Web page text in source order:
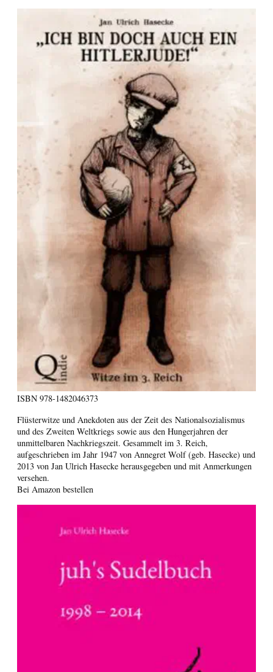
ISBN 978-1482046373
Flüsterwitze und Anekdoten aus der Zeit des Nationalsozialismus
und des Zweiten Weltkriegs sowie aus den Hungerjahren der
unmittelbaren Nachkriegszeit. Gesammelt im 3. Reich,
aufgeschrieben im Jahr 1947 von Annegret Wolf (geb. Hasecke) und
2013 von Jan Ulrich Hasecke herausgegeben und mit Anmerkungen
versehen.
Bei Amazon bestellen